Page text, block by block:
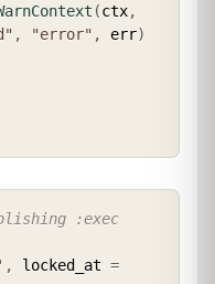
(ctx,
, "error" , err)
:exec
, locked_at =